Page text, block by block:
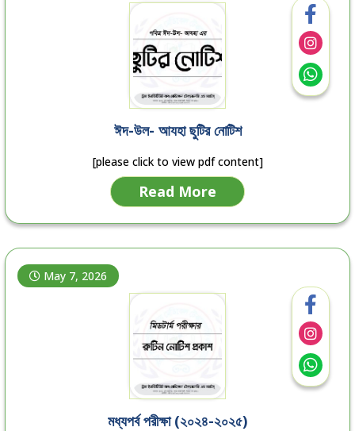
ঈদ-উল- আযহা ছুটির নোটিশ
[please click to view pdf content]
Read More
May 7, 2026
মধ্যপর্ব পরীক্ষা (২০২৪-২০২৫)